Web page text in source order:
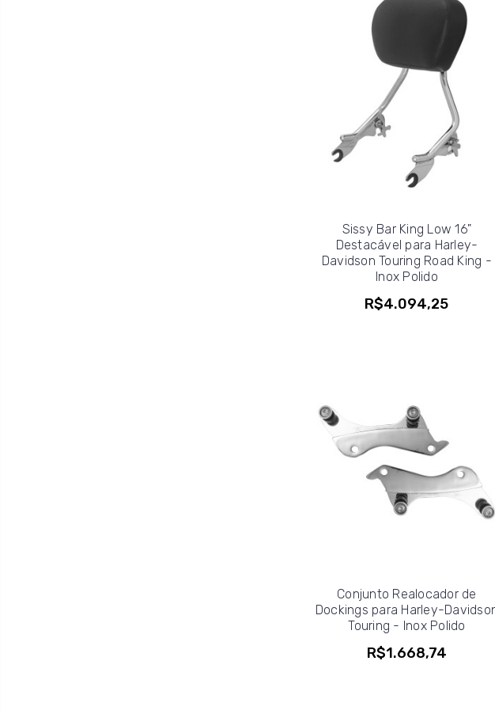
Sissy Bar King Low 16"
Destacável para Harley-
Davidson Touring Road King -
Inox Polido
R$4.094,25
Conjunto Realocador de
Dockings para Harley-
Touring - Inox Polido
R$1.668,74